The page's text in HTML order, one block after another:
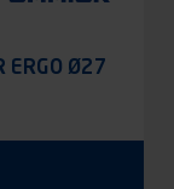
ERGO Ø27